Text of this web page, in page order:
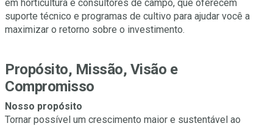
em horticultura e consultores de campo, que oferecem
suporte técnico e programas de cultivo para ajudar você a
maximizar o retorno sobre o investimento.
Propósito, Missão, Visão e
Compromisso
Nosso propósito
Tornar possível um crescimento maior e sustentável ao